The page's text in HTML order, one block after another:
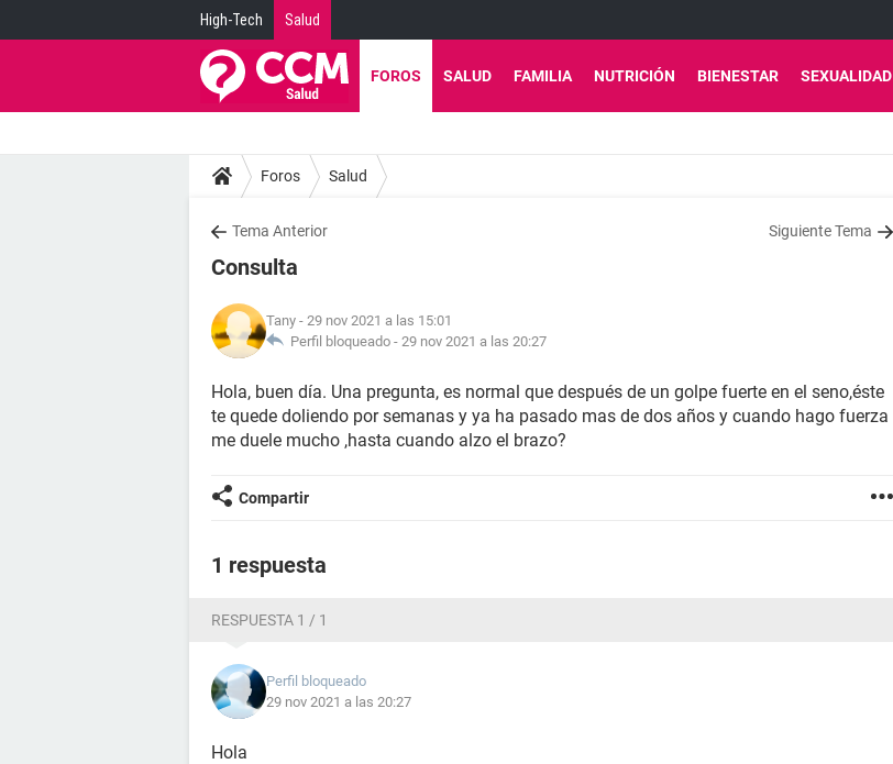
High-Tech Salud
FOROS SALUD FAMILIA NUTRICIÓN BIENESTAR SEXUALIDAD
Foros Salud
Tema Anterior Siguiente Tema
Consulta
Tany - 29 nov 2021 a las 15:01
Perfil bloqueado - 29 nov 2021 a las 20:27
Hola, buen día. Una pregunta, es normal que después de un golpe fuerte en el seno,éste
te quede doliendo por semanas y ya ha pasado mas de dos años y cuando hago fuerza
me duele mucho ,hasta cuando alzo el brazo?
Compartir
1 respuesta
RESPUESTA 1 / 1
Perfil bloqueado
29 nov 2021 a las 20:27
Hola